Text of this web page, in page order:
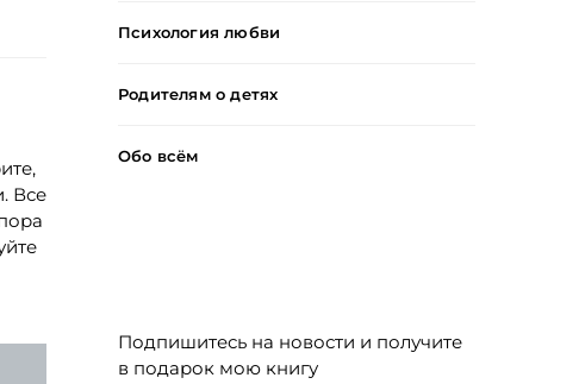
Все
Психология любви
Родителям о детях
Обо всём
Подпишитесь на новости и получите
в подарок мою книгу